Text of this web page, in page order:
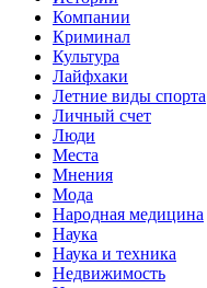
Компании
Криминал
Культура
Лайфхаки
Летние виды спорта
Личный счет
Люди
Места
Мнения
Мода
Народная медицина
Наука
Наука и техника
Недвижимость